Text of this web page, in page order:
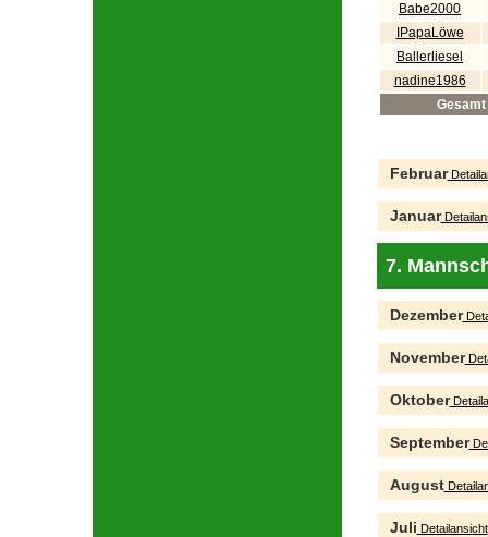
Babe2000
IPapaLöwe
Ballerliesel
nadine1986
Gesamt
Februar
Januar
7.
Dezember
November
Oktober
September
August
Juli Detailansicht